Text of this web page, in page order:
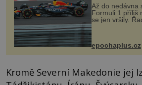
Až do nedávna
Formuli 1 příliš
se jen vršily.
na vlastní kůži,
následky nebo
života. Dnes
epochaplus.cz
Kromě Severní Makedonie jej